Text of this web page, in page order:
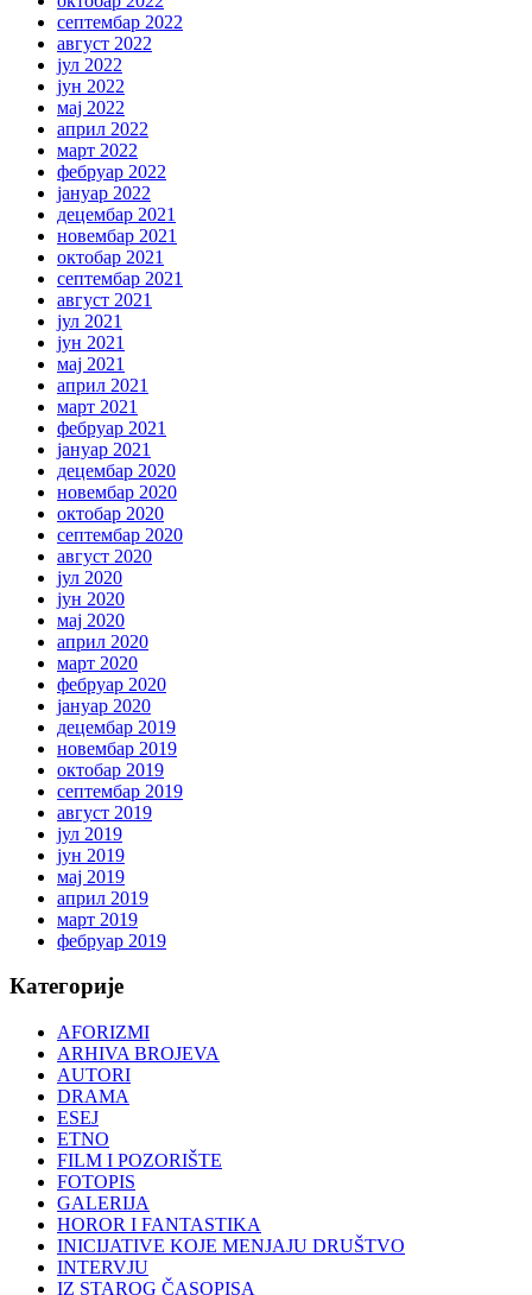
септембар 2022
август 2022
јул 2022
јун 2022
мај 2022
април 2022
март 2022
фебруар 2022
јануар 2022
децембар 2021
новембар 2021
октобар 2021
септембар 2021
август 2021
јул 2021
јун 2021
мај 2021
април 2021
март 2021
фебруар 2021
јануар 2021
децембар 2020
новембар 2020
октобар 2020
септембар 2020
август 2020
јул 2020
јун 2020
мај 2020
април 2020
март 2020
фебруар 2020
јануар 2020
децембар 2019
новембар 2019
октобар 2019
септембар 2019
август 2019
јул 2019
јун 2019
мај 2019
април 2019
март 2019
фебруар 2019
Категорије
AFORIZMI
ARHIVA BROJEVA
AUTORI
DRAMA
ESEJ
ETNO
FILM I POZORIŠTE
FOTOPIS
GALERIJA
HOROR I FANTASTIKA
INICIJATIVE KOJE MENJAJU DRUŠTVO
INTERVJU
IZ STAROG ČASOPISA